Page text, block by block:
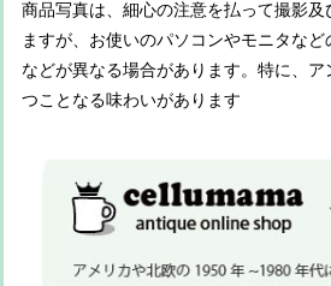
商品写真は、細心の注意を払って撮影及
ますが、お使いのパソコンやモニタな
などが異なる場合があります。特に、
つことなる味わいがあります